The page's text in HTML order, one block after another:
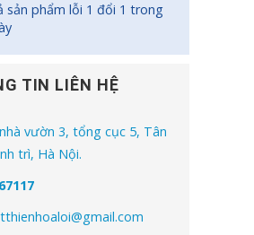
sản phẩm lỗi 1 đổi 1 trong
TIN LIÊN HỆ
vườn 3, tổng cục 5, Tân
trì, Hà Nội.